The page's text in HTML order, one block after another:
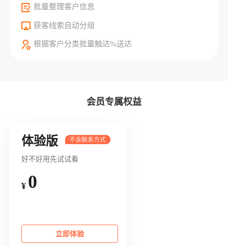
批量整理客户信息
获客线索自动分组
根据客户分类批量触达%送达
会员专属权益
体验版
好不好用先试试看
¥ 0
立即体验